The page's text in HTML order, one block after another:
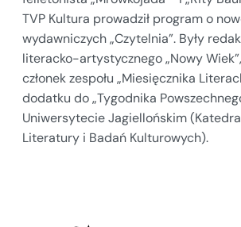
TVP Kultura prowadził program o
wydawniczych „Czytelnia”. Były
literacko-artystycznego „Nowy
członek zespołu „Miesięcznika
dodatku do „Tygodnika
Uniwersytecie Jagiellońskim
Literatury i Badań Kulturowych).